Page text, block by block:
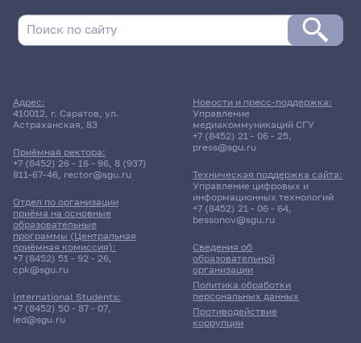
Адрес:
410012, г. Саратов, ул.
Астраханская, 83
Приёмная ректора:
+7 (8452) 26 - 16 - 96, 8 (937)
811-67-46, rector@sgu.ru
Отдел по организации
приёма на основные
образовательные
программы (Центральная
приёмная комиссия):
+7 (8452) 51 - 92 - 26,
cpk@sgu.ru
International Students:
+7 (8452) 50 - 87 - 07,
ied@sgu.ru
Сведения об
образовательной
организации
Политика обработки
персональных данных
Противодействие
коррупции
Новости и пресс-поддержка:
Управление
медиакоммуникаций СГУ
+7 (8452) 21 - 06 - 25,
press@sgu.ru
Техническая поддержка сайта:
Управление цифровых и
информационных технологий
+7 (8452) 21 - 06 - 64,
bessonov@sgu.ru